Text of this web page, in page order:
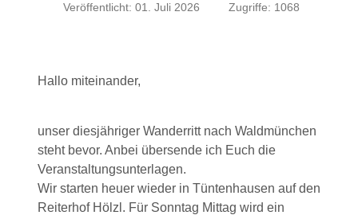
Veröffentlicht: 01. Juli 2026
Zugriffe: 1068
Hallo miteinander,
unser diesjähriger Wanderritt nach Waldmünchen
steht bevor. Anbei übersende ich Euch die
Veranstaltungsunterlagen.
Wir starten heuer wieder in Tüntenhausen auf den
Reiterhof Hölzl. Für Sonntag Mittag wird ein